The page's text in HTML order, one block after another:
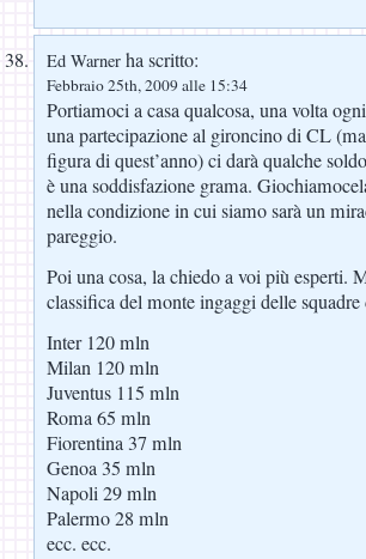
Ed Warner ha scritto:
Febbraio 25th, 2009 alle 15:34
Portiamoci a casa qualcosa, una volta
una partecipazione al gironcino di CL
figura di quest’anno) ci darà qualche
è una soddisfazione grama.
nella condizione in cui siamo sarà un
pareggio.
Poi una cosa, la chiedo a voi più esperti.
classifica del monte ingaggi delle
Inter 120 mln
Milan 120 mln
Juventus 115 mln
Roma 65 mln
Fiorentina 37 mln
Genoa 35 mln
Napoli 29 mln
Palermo 28 mln
ecc. ecc.